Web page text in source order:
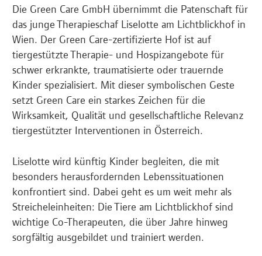
Die Green Care GmbH übernimmt die Patenschaft für
das junge Therapieschaf Liselotte am Lichtblickhof in
Wien. Der Green Care-zertifizierte Hof ist auf
tiergestützte Therapie- und Hospizangebote für
schwer erkrankte, traumatisierte oder trauernde
Kinder spezialisiert. Mit dieser symbolischen Geste
setzt Green Care ein starkes Zeichen für die
Wirksamkeit, Qualität und gesellschaftliche Relevanz
tiergestützter Interventionen in Österreich.
Liselotte wird künftig Kinder begleiten, die mit
besonders herausfordernden Lebenssituationen
konfrontiert sind. Dabei geht es um weit mehr als
Streicheleinheiten: Die Tiere am Lichtblickhof sind
wichtige Co-Therapeuten, die über Jahre hinweg
sorgfältig ausgebildet und trainiert werden.